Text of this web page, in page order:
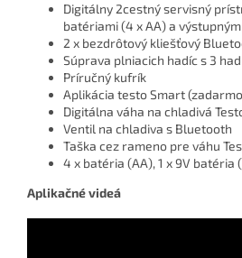
Digitálny 2cestný servisný
batériami (4 x AA) a
2 x bezdrôtový kliešťový
Súprava plniacich hadíc s 3
Príručný kufrík
Aplikácia testo Smart
Digitálna váha na chladivá
Ventil na chladiva s Bluetooth
Taška cez rameno pre váhu
4 x batéria (AA), 1 x 9V batéria
Aplikačné videá